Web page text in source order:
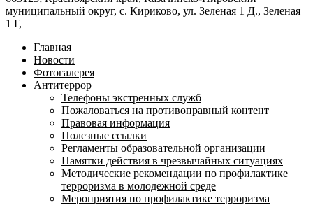
муниципальный округ, с. Кириково, ул. Зеленая 1 Д., Зеленая
1 Г,
Главная
Новости
Фотогалерея
Антитеррор
Телефоны экстренных служб
Пожаловаться на противоправный контент
Правовая информация
Полезные ссылки
Регламенты образовательной организации
Памятки действия в чрезвычайных ситуациях
Методические рекомендации по профилактике
терроризма в молодежной среде
Мероприятия по профилактике терроризма